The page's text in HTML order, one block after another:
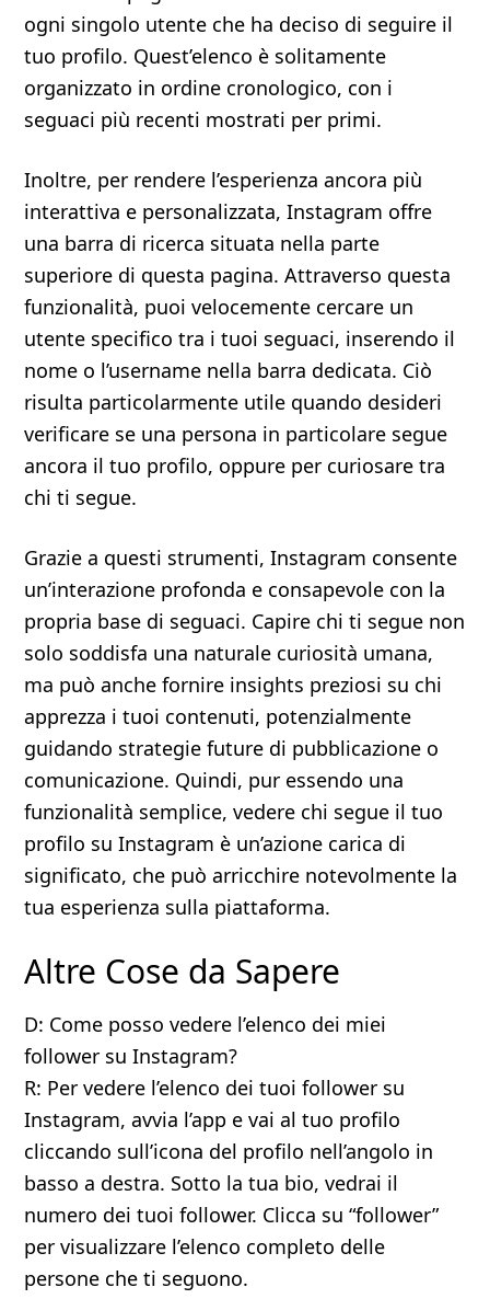
ogni singolo utente che ha deciso di seguire il
tuo profilo. Quest’elenco è solitamente
organizzato in ordine cronologico, con i
seguaci più recenti mostrati per primi.
Inoltre, per rendere l’esperienza ancora più
interattiva e personalizzata, Instagram offre
una barra di ricerca situata nella parte
superiore di questa pagina. Attraverso questa
funzionalità, puoi velocemente cercare un
utente specifico tra i tuoi seguaci, inserendo il
nome o l’username nella barra dedicata. Ciò
risulta particolarmente utile quando desideri
verificare se una persona in particolare segue
ancora il tuo profilo, oppure per curiosare tra
chi ti segue.
Grazie a questi strumenti, Instagram consente
un’interazione profonda e consapevole con la
propria base di seguaci. Capire chi ti segue non
solo soddisfa una naturale curiosità umana,
ma può anche fornire insights preziosi su chi
apprezza i tuoi contenuti, potenzialmente
guidando strategie future di pubblicazione o
comunicazione. Quindi, pur essendo una
funzionalità semplice, vedere chi segue il tuo
profilo su Instagram è un’azione carica di
significato, che può arricchire notevolmente la
tua esperienza sulla piattaforma.
Altre Cose da Sapere
D: Come posso vedere l’elenco dei miei
follower su Instagram?
R: Per vedere l’elenco dei tuoi follower su
Instagram, avvia l’app e vai al tuo profilo
cliccando sull’icona del profilo nell’angolo in
basso a destra. Sotto la tua bio, vedrai il
numero dei tuoi follower. Clicca su “follower”
per visualizzare l’elenco completo delle
persone che ti seguono.